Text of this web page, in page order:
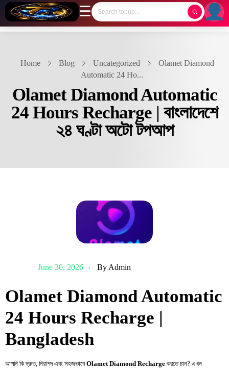
☰
Home Blog Uncategorized
Olamet Diamond
Automatic 24 Ho...
Olamet Diamond Automatic
24 Hours Recharge | বাংলাদেশে
২৪ ঘণ্টা অটো টপআপ
June 30, 2026 By Admin
Olamet Diamond Automatic
24 Hours Recharge |
Bangladesh
আপনি কি দ্রুত, নিরাপদ এবং সহজভাবে Olamet Diamond Recharge করতে চান? এখন